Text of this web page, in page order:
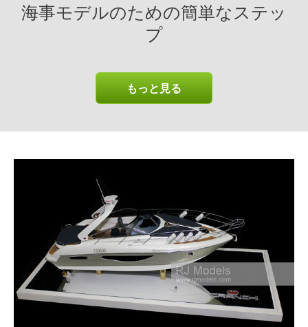
海事モデルのための簡単なステッ
プ
もっと見る